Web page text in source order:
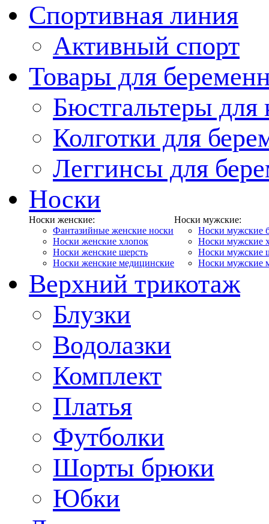
Спортивная линия
Активный спорт
Товары для
Бюстгальтеры
Колготки для
Леггинсы для
Носки
Носки женские:
Фантазийные женские носки
Носки женские хлопок
Носки женские шерсть
Носки женские медицинские
Носки мужские:
Носки мужские
Носки мужские
Носки мужские
Носки мужские
Верхний трикотаж
Блузки
Водолазки
Комплект
Платья
Футболки
Шорты брюки
Юбки